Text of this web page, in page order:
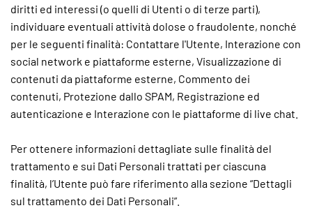
diritti ed interessi (o quelli di Utenti o di terze parti),
individuare eventuali attività dolose o fraudolente, nonché
per le seguenti finalità: Contattare l'Utente, Interazione con
social network e piattaforme esterne, Visualizzazione di
contenuti da piattaforme esterne, Commento dei
contenuti, Protezione dallo SPAM, Registrazione ed
autenticazione e Interazione con le piattaforme di live chat.
Per ottenere informazioni dettagliate sulle finalità del
trattamento e sui Dati Personali trattati per ciascuna
finalità, l’Utente può fare riferimento alla sezione “Dettagli
sul trattamento dei Dati Personali”.